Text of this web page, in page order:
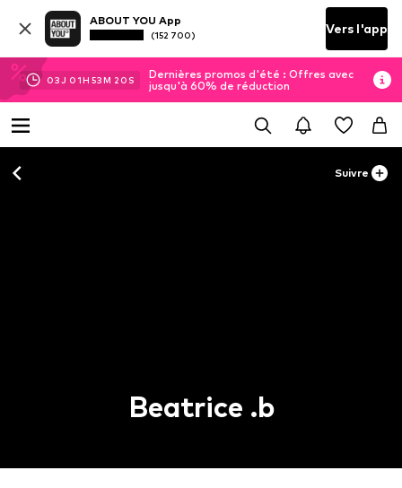
ABOUT YOU App
(152 700) Vers l'app
03J 01H 53M 19 S
Dernières promos d'été : Offres avec
jusqu'à 60% de réduction
Suivre
Beatrice .b